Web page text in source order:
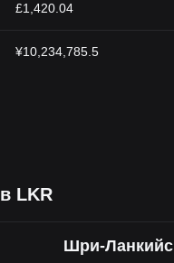
£1,420.04
¥10,234,785.5
LKR
Шри-